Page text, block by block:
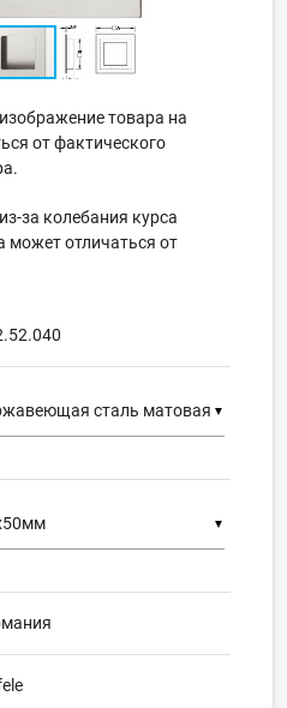
товара на
от фактического
за колебания курса
может отличаться от
▼
▼